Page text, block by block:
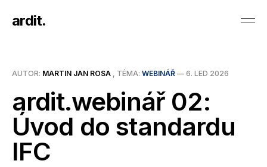
ardit.
AUTOR: MARTIN JAN ROSA , TÉMA: WEBINÁŘ — 6. LED 2026
ardit.webinář 02:
Úvod do standardu
IFC